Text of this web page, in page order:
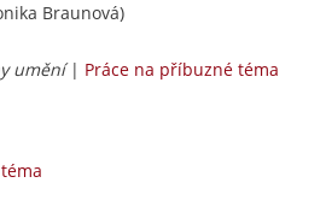
Braunová)
umění| Práce na příbuzné téma